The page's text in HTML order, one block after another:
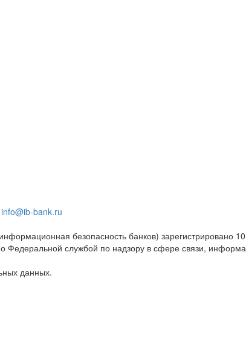
info@ib-bank.ru
безопасность банков) зарегистрировано
Федеральной службой по надзору в сфере связи,
данных.